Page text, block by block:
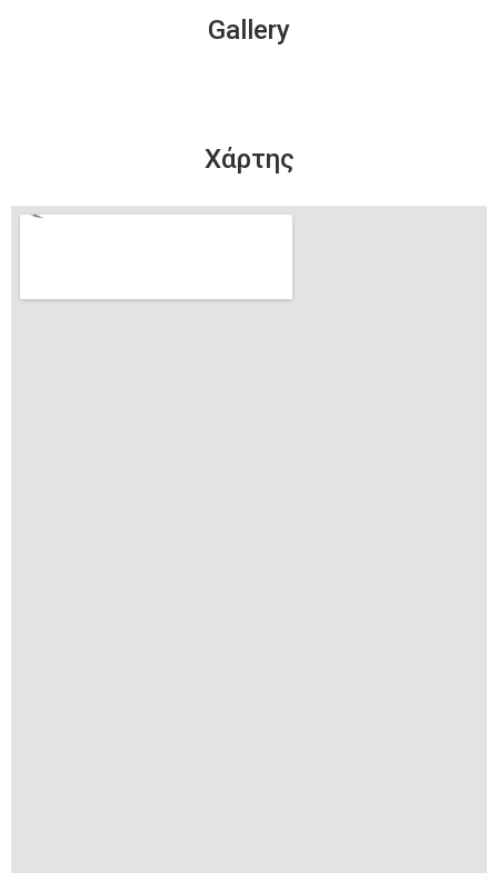
Gallery
Χάρτης